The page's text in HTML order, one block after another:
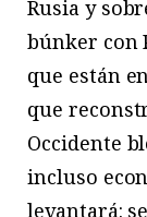
Rusia y
búnker con
que están
que
Occidente
incluso
levantará: